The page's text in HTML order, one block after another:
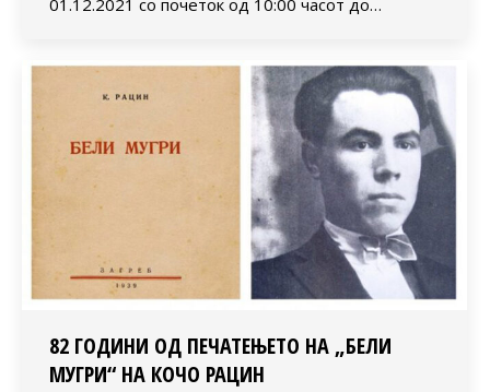
82 ГОДИНИ ОД ПЕЧАТЕЊЕТО НА „БЕЛИ
МУГРИ“ НА КОЧО РАЦИН